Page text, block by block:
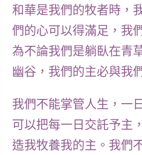
和華是我們的牧者時，
們的心可以得滿足，我
為不論我們是躺臥在青
幽谷，我們的主必與我
我們不能掌管人生，一
可以把每一日交託予主
造我牧養我的主。我們